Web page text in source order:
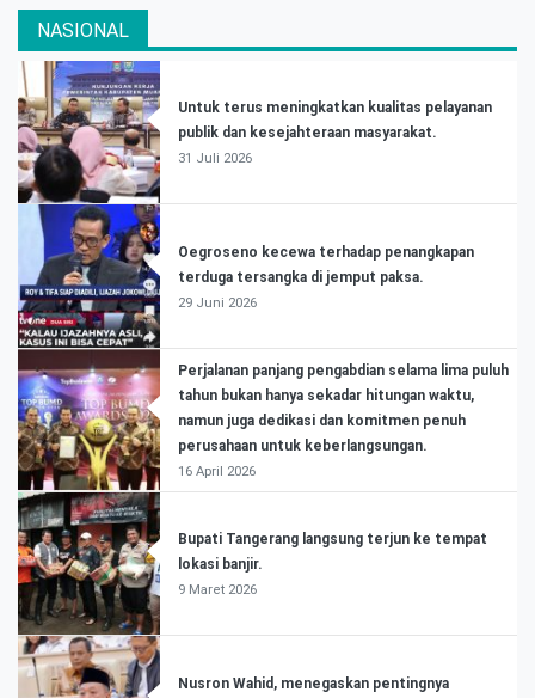
NASIONAL
Untuk terus meningkatkan kualitas pelayanan
publik dan kesejahteraan masyarakat.
31 Juli 2026
Oegroseno kecewa terhadap penangkapan
terduga tersangka di jemput paksa.
29 Juni 2026
Perjalanan panjang pengabdian selama lima puluh
tahun bukan hanya sekadar hitungan waktu,
namun juga dedikasi dan komitmen penuh
perusahaan untuk keberlangsungan.
16 April 2026
Bupati Tangerang langsung terjun ke tempat
lokasi banjir.
9 Maret 2026
Nusron Wahid, menegaskan pentingnya